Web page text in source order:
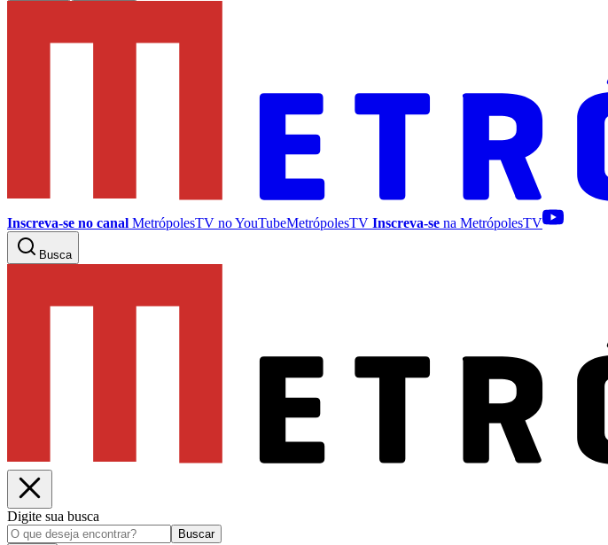
Inscreva-se no canal MetrópolesTV noYouTubeMetrópolesTV Inscreva-se na MetrópolesTV
Busca
Digite sua busca
Buscar